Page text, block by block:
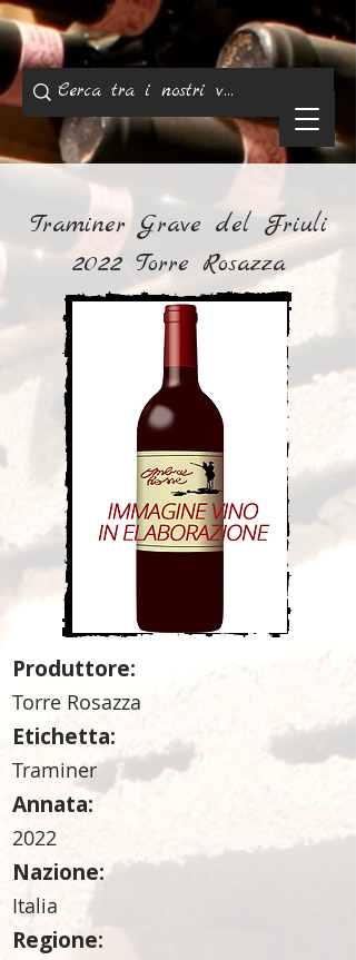
Traminer Grave del Friuli
2022 Torre Rosazza
Produttore:
Torre Rosazza
Etichetta:
Traminer
Annata:
2022
Nazione:
Italia
Regione: